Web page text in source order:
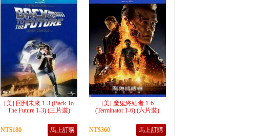
[美] 回到未來 1-3 (Back To
The Future 1-3) (三片裝)
NT$180 馬上訂購
[美] 魔鬼終結者 1-6
(Terminator 1-6) (六片裝)
NT$360 馬上訂購